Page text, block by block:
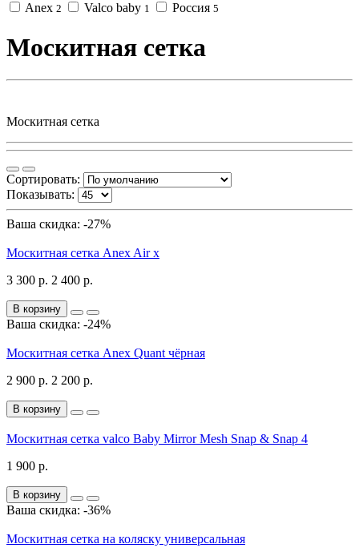
Anex 2 Valco baby 1 Россия 5
Москитная сетка
Москитная сетка
Сортировать:
Показывать:
Ваша скидка: -27%
Москитная сетка Anex Air x
3 300 р. 2 400 р.
В корзину
Ваша скидка: -24%
Москитная сетка Anex Quant чёрная
2 900 р. 2 200 р.
В корзину
Москитная сетка valco Baby Mirror Mesh Snap & Snap 4
1 900 р.
В корзину
Ваша скидка: -36%
Москитная сетка на коляску универсальная